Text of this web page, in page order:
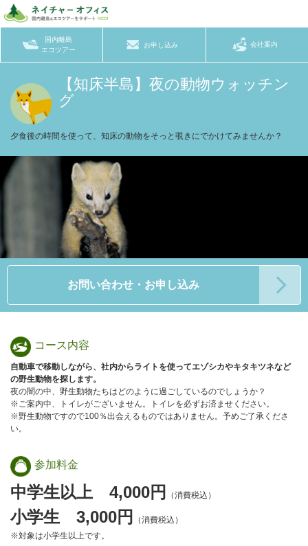
国内離島
エコツアー
お申し込み 会社案内
【知床半島】夜の動物ウォッチン
グ
夕食後の時間を使って、知床の動物をそっと覗きにでかけてみませんか？
お問い合わせ・お申し込み
コース内容
自動車で移動しながら、社内からライトを使ってエゾシカやキタキツネなど
の野生動物を探します。
夜の闇の中、野生動物たちはどのように過ごしているのでしょうか？
※ご案内中、トイレがございません。トイレを必ずお済ませください。
※野生動物ですので100％出会えるものではありません。予めご了承くださ
い。
参加料金
中学生以上 4,000円 （消費税込）
小学生 3,000円
（消費税込）
※対象は小学生以上です。